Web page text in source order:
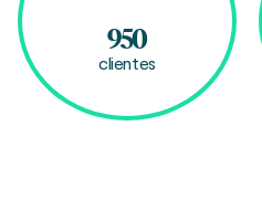
950
clientes